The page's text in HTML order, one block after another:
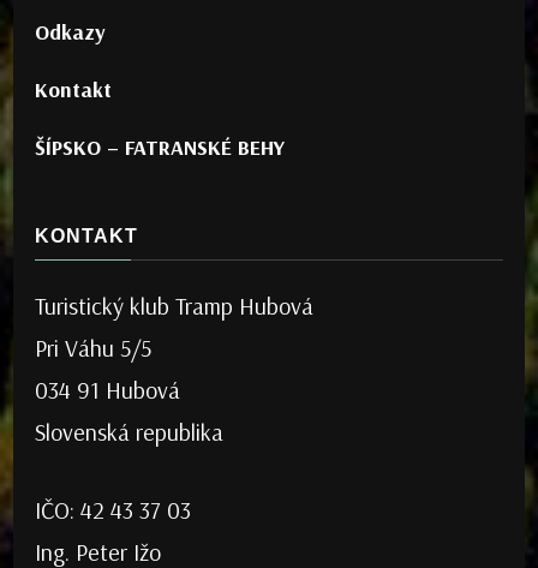
Odkazy
Kontakt
ŠÍPSKO – FATRANSKÉ BEHY
KONTAKT
Turistický klub Tramp Hubová
Pri Váhu 5/5
034 91 Hubová
Slovenská republika
IČO: 42 43 37 03
Ing. Peter Ižo